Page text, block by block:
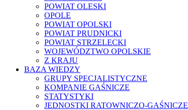
POWIAT OLESKI
OPOLE
POWIAT OPOLSKI
POWIAT PRUDNICKI
POWIAT STRZELECKI
WOJEWÓDZTWO OPOLSKIE
Z KRAJU
BAZA WIEDZY
GRUPY SPECJALISTYCZNE
KOMPANIE GAŚNICZE
STATYSTYKI
JEDNOSTKI RATOWNICZO-GAŚNICZE